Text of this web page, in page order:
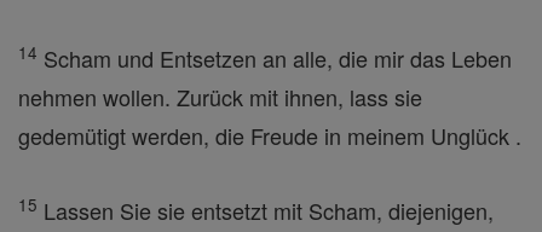
14 Scham und Entsetzen an alle, die mir das Leben
nehmen wollen. Zurück mit ihnen, lass sie
gedemütigt werden, die Freude in meinem Unglück .
15 Lassen Sie sie entsetzt mit Scham, diejenigen,